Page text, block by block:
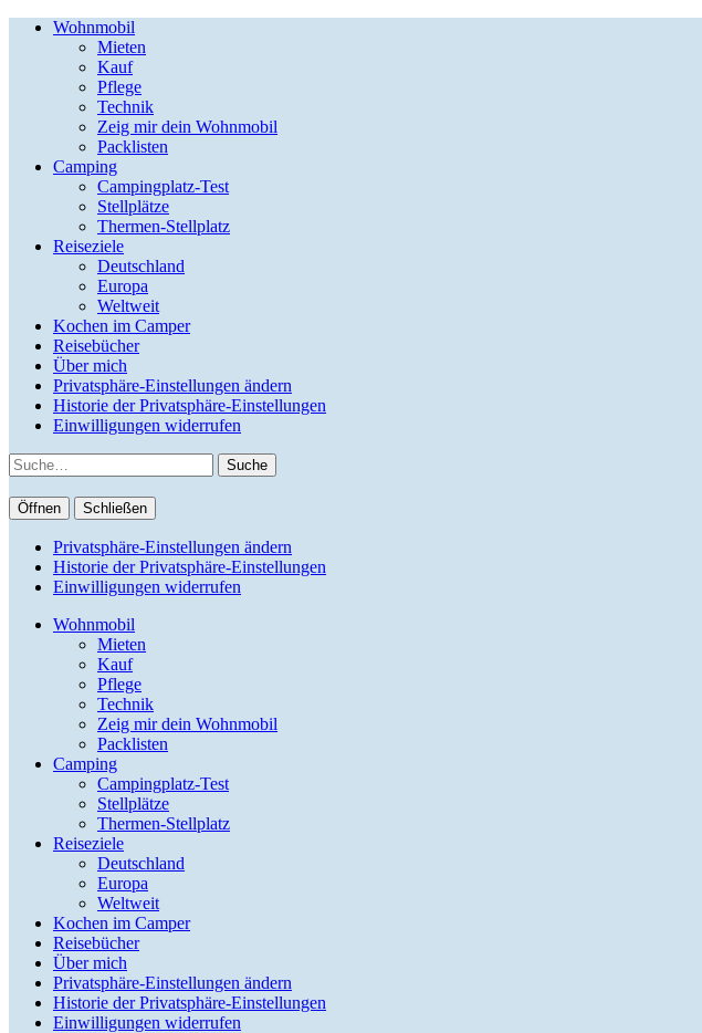
Wohnmobil
Mieten
Kauf
Pflege
Technik
Zeig mir dein Wohnmobil
Packlisten
Camping
Campingplatz-Test
Stellplätze
Thermen-Stellplatz
Reiseziele
Deutschland
Europa
Weltweit
Kochen im Camper
Reisebücher
Über mich
Privatsphäre-Einstellungen ändern
Historie der Privatsphäre-Einstellungen
Einwilligungen widerrufen
Suche
Öffnen Schließen
Privatsphäre-Einstellungen ändern
Historie der Privatsphäre-Einstellungen
Einwilligungen widerrufen
Wohnmobil
Mieten
Kauf
Pflege
Technik
Zeig mir dein Wohnmobil
Packlisten
Camping
Campingplatz-Test
Stellplätze
Thermen-Stellplatz
Reiseziele
Deutschland
Europa
Weltweit
Kochen im Camper
Reisebücher
Über mich
Privatsphäre-Einstellungen ändern
Historie der Privatsphäre-Einstellungen
Einwilligungen widerrufen